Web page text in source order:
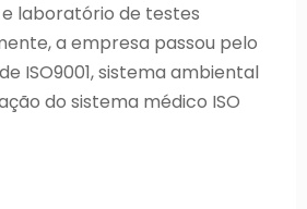
laboratório de testes
a empresa passou pelo
ISO9001, sistema ambiental
do sistema médico ISO